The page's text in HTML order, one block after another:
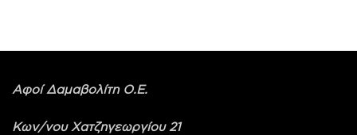
Αφοί Δαμαβολίτη Ο.Ε.
Κων/νου Χατζηγεωργίου 21